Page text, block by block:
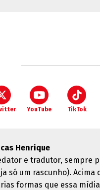
YouTube TikTok
Henrique
e tradutor, sempre
só um rascunho). Acima
formas que essa